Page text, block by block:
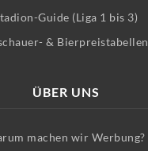
Guide (Liga 1 bis 3)
& Bierpreistabellen
ÜBER UNS
machen wir Werbung?